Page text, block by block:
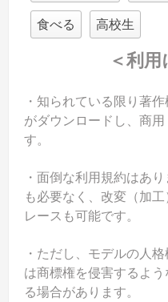
食べる 高校生
＜利
・知られている限り著
がダウンロードし、商
す。
・面倒な利用規約はあ
も必要なく、改変（加
レースも可能です。
・ただし、モデルの人
は商標権を侵害するよ
る場合があります。